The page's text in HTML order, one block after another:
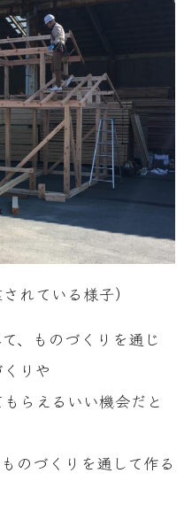
れている様子）
、ものづくりを通じ
りや
らえるいい機会だと
のづくりを通して作る